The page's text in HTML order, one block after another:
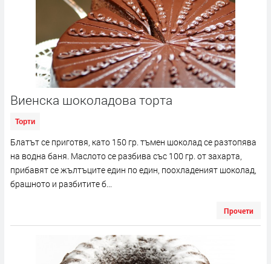
Виенска шоколадова торта
Торти
Блатът се приготвя, като 150 гр. тъмен шоколад се разтопява
на водна баня. Маслото се разбива със 100 гр. от захарта,
прибавят се жълтъците един по един, поохладеният шоколад,
брашното и разбитите б...
Прочети